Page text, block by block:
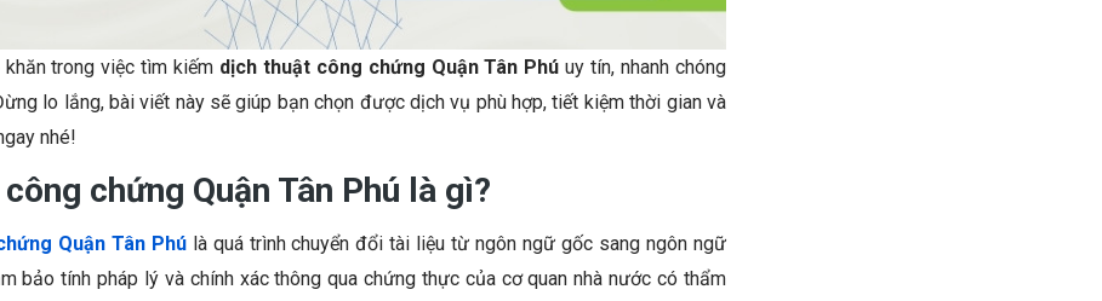
khăn trong việc tìm kiếm dịch thuật công chứng Quận Tân Phú uy tín, nhanh chóng
lo lắng, bài viết này sẽ giúp bạn chọn được dịch vụ phù hợp, tiết kiệm thời gian và
nhé!
chứng Quận Tân Phú là gì?
Quận Tân Phúlà quá trình chuyển đổi tài liệu từ ngôn ngữ gốc sang ngôn ngữ
bảo tính pháp lý và chính xác thông qua chứng thực của cơ quan nhà nước có thẩm